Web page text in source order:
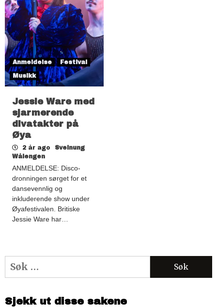
Anmeldelse
Festival
Musikk
Jessie Ware med
sjarmerende
divatakter på
Øya
2 år ago
Sveinung
Wålengen
ANMELDELSE: Disco-
dronningen sørget for et
dansevennlig og
inkluderende show under
Øyafestivalen. Britiske
Jessie Ware har…
Søk
etter:
Sjekk ut disse sakene